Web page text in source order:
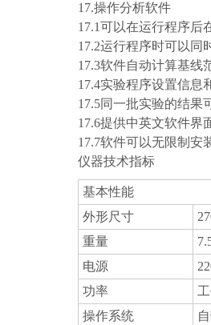
17.操作分析软件
17.1可以在运行程序后
17.2运行程序时可以同
17.3软件自动计算基线
17.4实验程序设置信
17.5同一批实验的结果
17.6提供中英文软件界
17.7软件可以无限制
仪器技术指标
基本性能
外形尺寸
重量
电源
功率
操作系统